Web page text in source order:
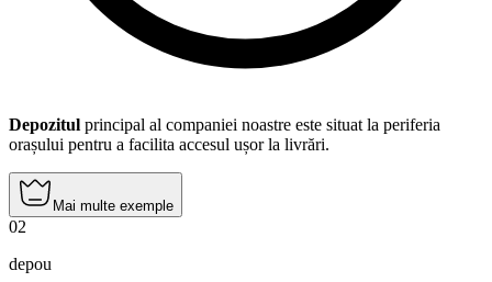
Depozitul principal al companiei noastre este situat la periferia
orașului pentru a facilita accesul ușor la livrări.
Mai multe exemple
02
depou